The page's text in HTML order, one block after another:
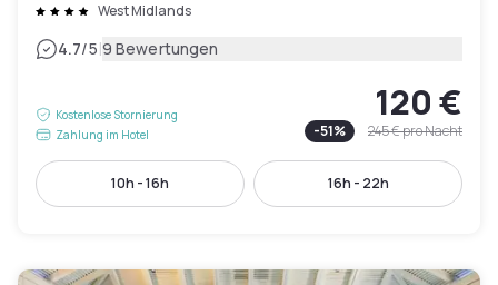
West Midlands
4.7/5|9 Bewertungen
Kostenlose Stornierung
Zahlung im Hotel
120 €
-51% 245 €pro Nacht
10h - 16h 16h - 22h